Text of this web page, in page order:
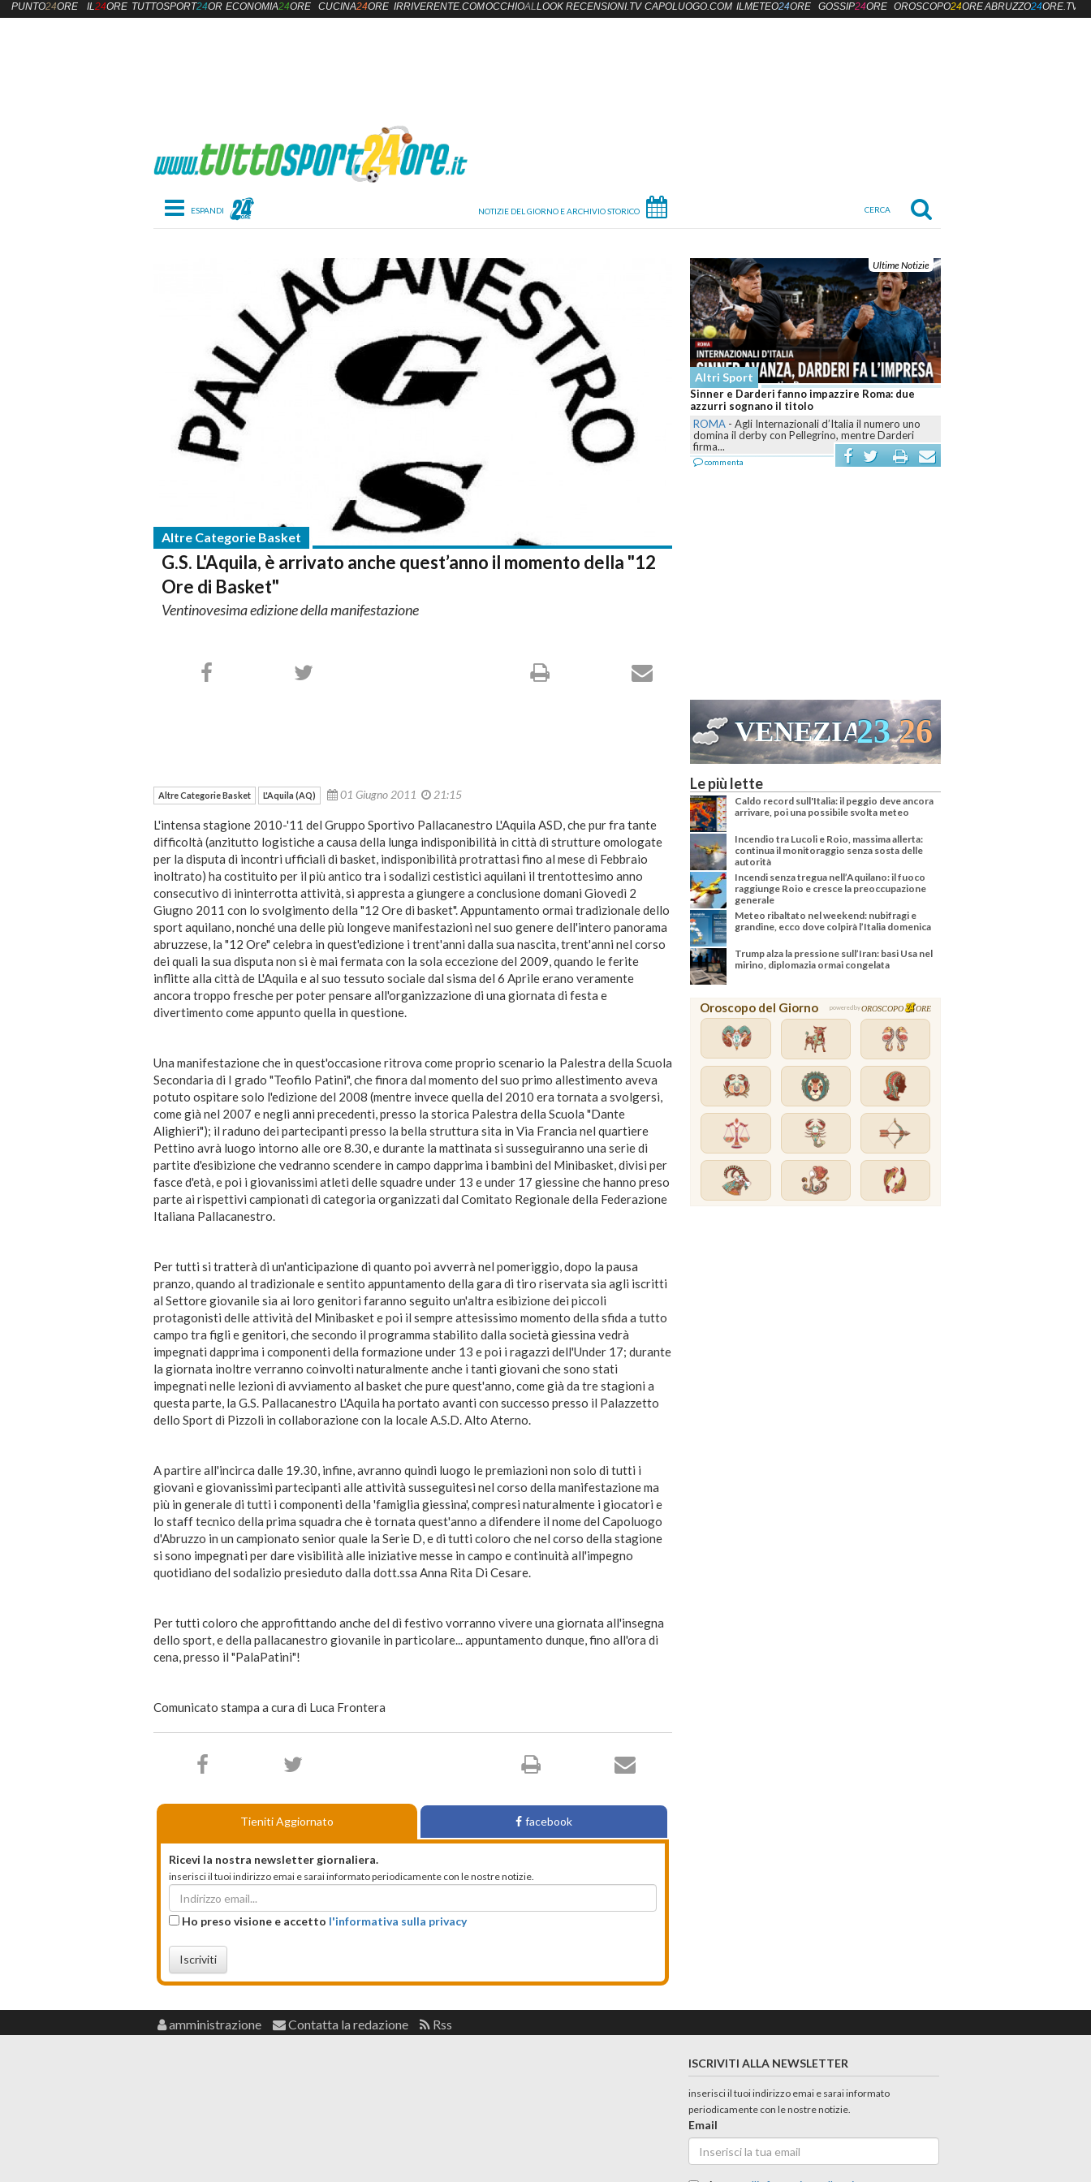
Toggle navigation
Altre Categorie Basket
G.S. L'Aquila, è arrivato anche quest’anno il momento della "12
Ore di Basket"
Ventinovesima edizione della manifestazione
Ultime Notizie
Altri Sport
Sinner e Darderi fanno impazzire Roma: due
azzurri sognano il titolo
ROMA - Agli Internazionali d’Italia il numero uno
domina il derby con Pellegrino, mentre Darderi
firma...
commenta
VENEZIA23 26
Altre Categorie Basket L'Aquila (AQ) 01 Giugno 2011 21:15
L'intensa stagione 2010-'11 del Gruppo Sportivo Pallacanestro L'Aquila ASD, che pur fra tante
difficoltà (anzitutto logistiche a causa della lunga indisponibilità in città di strutture omologate
per la disputa di incontri ufficiali di basket, indisponibilità protrattasi fino al mese di Febbraio
inoltrato) ha costituito per il più antico tra i sodalizi cestistici aquilani il trentottesimo anno
consecutivo di ininterrotta attività, si appresta a giungere a conclusione domani Giovedì 2
Giugno 2011 con lo svolgimento della "12 Ore di basket". Appuntamento ormai tradizionale dello
sport aquilano, nonché una delle più longeve manifestazioni nel suo genere dell'intero panorama
abruzzese, la "12 Ore" celebra in quest'edizione i trent'anni dalla sua nascita, trent'anni nel corso
dei quali la sua disputa non si è mai fermata con la sola eccezione del 2009, quando le ferite
inflitte alla città de L'Aquila e al suo tessuto sociale dal sisma del 6 Aprile erano veramente
ancora troppo fresche per poter pensare all'organizzazione di una giornata di festa e
divertimento come appunto quella in questione.
Una manifestazione che in quest'occasione ritrova come proprio scenario la Palestra della Scuola
Secondaria di I grado "Teofilo Patini", che finora dal momento del suo primo allestimento aveva
potuto ospitare solo l'edizione del 2008 (mentre invece quella del 2010 era tornata a svolgersi,
come già nel 2007 e negli anni precedenti, presso la storica Palestra della Scuola "Dante
Alighieri"); il raduno dei partecipanti presso la bella struttura sita in Via Francia nel quartiere
Pettino avrà luogo intorno alle ore 8.30, e durante la mattinata si susseguiranno una serie di
partite d'esibizione che vedranno scendere in campo dapprima i bambini del Minibasket, divisi per
fasce d'età, e poi i giovanissimi atleti delle squadre under 13 e under 17 giessine che hanno preso
parte ai rispettivi campionati di categoria organizzati dal Comitato Regionale della Federazione
Italiana Pallacanestro.
Per tutti si tratterà di un'anticipazione di quanto poi avverrà nel pomeriggio, dopo la pausa
pranzo, quando al tradizionale e sentito appuntamento della gara di tiro riservata sia agli iscritti
al Settore giovanile sia ai loro genitori faranno seguito un'altra esibizione dei piccoli
protagonisti delle attività del Minibasket e poi il sempre attesissimo momento della sfida a tutto
campo tra figli e genitori, che secondo il programma stabilito dalla società giessina vedrà
impegnati dapprima i componenti della formazione under 13 e poi i ragazzi dell'Under 17; durante
la giornata inoltre verranno coinvolti naturalmente anche i tanti giovani che sono stati
impegnati nelle lezioni di avviamento al basket che pure quest'anno, come già da tre stagioni a
questa parte, la G.S. Pallacanestro L'Aquila ha portato avanti con successo presso il Palazzetto
dello Sport di Pizzoli in collaborazione con la locale A.S.D. Alto Aterno.
A partire all'incirca dalle 19.30, infine, avranno quindi luogo le premiazioni non solo di tutti i
giovani e giovanissimi partecipanti alle attività susseguitesi nel corso della manifestazione ma
più in generale di tutti i componenti della 'famiglia giessina', compresi naturalmente i giocatori e
lo staff tecnico della prima squadra che è tornata quest'anno a difendere il nome del Capoluogo
d'Abruzzo in un campionato senior quale la Serie D, e di tutti coloro che nel corso della stagione
si sono impegnati per dare visibilità alle iniziative messe in campo e continuità all'impegno
quotidiano del sodalizio presieduto dalla dott.ssa Anna Rita Di Cesare.
Per tutti coloro che approfittando anche del dì festivo vorranno vivere una giornata all'insegna
dello sport, e della pallacanestro giovanile in particolare... appuntamento dunque, fino all'ora di
cena, presso il "PalaPatini"!
Comunicato stampa a cura di Luca Frontera
Tieniti Aggiornato facebook
Ricevi la nostra newsletter giornaliera.
inserisci il tuoi indirizzo emai e sarai informato periodicamente con le nostre notizie.
Ho preso visione e accetto l'informativa sulla privacy
Iscriviti
Le più lette
Caldo record sull'Italia: il peggio deve ancora
arrivare, poi una possibile svolta meteo
Incendio tra Lucoli e Roio, massima allerta:
continua il monitoraggio senza sosta delle
autorità
Incendi senza tregua nell’Aquilano: il fuoco
raggiunge Roio e cresce la preoccupazione
generale
Meteo ribaltato nel weekend: nubifragi e
grandine, ecco dove colpirà l’Italia domenica
Trump alza la pressione sull’Iran: basi Usa nel
mirino, diplomazia ormai congelata
Oroscopo del Giorno powered byOROSCOPO ORE
PUNTO24ORE IL24ORE TUTTOSPORT24OREECONOMIA24ORE CUCINA24ORE IRRIVERENTE.COMOCCHIOALLOOK RECENSIONI.TV CAPOLUOGO.COM ILMETEO24ORE GOSSIP24ORE OROSCOPO24OREABRUZZO24ORE.TV
amministrazione Contatta la redazione Rss
ISCRIVITI ALLA NEWSLETTER
inserisci il tuoi indirizzo emai e sarai informato
periodicamente con le nostre notizie.
Email